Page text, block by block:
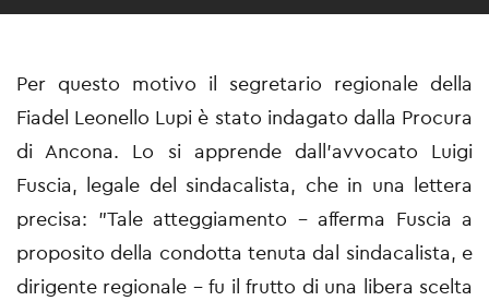
Per questo motivo il segretario regionale della
Fiadel Leonello Lupi è stato indagato dalla Procura
di Ancona. Lo si apprende dall'avvocato Luigi
Fuscia, legale del sindacalista, che in una lettera
precisa: "Tale atteggiamento - afferma Fuscia a
proposito della condotta tenuta dal sindacalista, e
dirigente regionale - fu il frutto di una libera scelta